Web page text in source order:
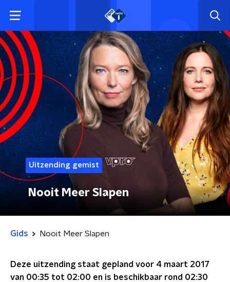
Uitzending gemist
Nooit Meer Slapen
Gids Nooit Meer Slapen
Deze uitzending staat gepland voor 4 maart 2017
van 00:35 tot 02:00 en is beschikbaar rond 02:30